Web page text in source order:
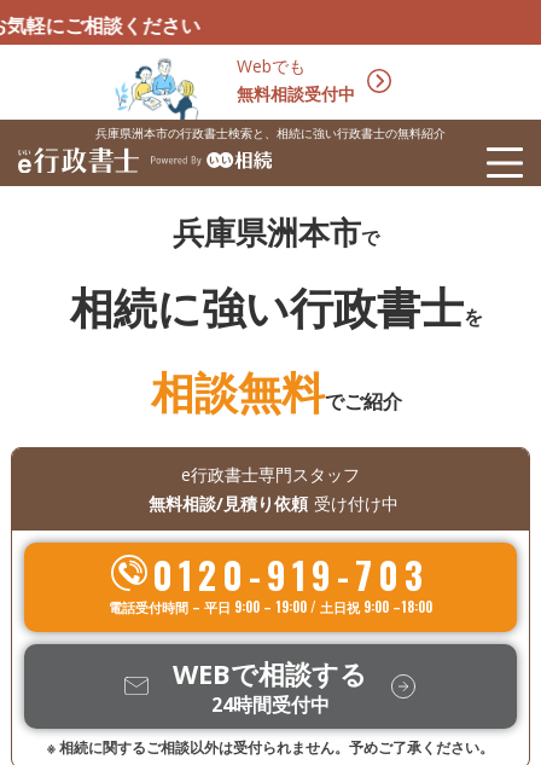
Webでも
無料相談受付中
ださい
兵庫県洲本市の行政書士検索と、相続に強い行政書士の無料紹介
兵庫県洲本市で
相続に強い行政書士を
相談無料でご紹介
e行政書士専門スタッフ
無料相談/見積り依頼 受け付け中
0120-919-703
電話受付時間 – 平日 9:00 – 19:00 / 土日祝 9:00 –18:00
WEBで相談する
24時間受付中
※ 相続に関するご相談以外は受付られません。予めご了承ください。